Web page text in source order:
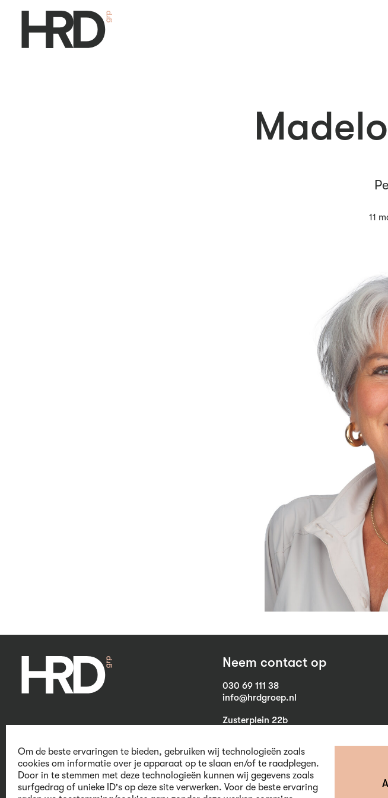
Om de beste ervaringen te bieden, gebruiken wij technologieën zoals
cookies om informatie over je apparaat op te slaan en/of te raadplegen.
Door in te stemmen met deze technologieën kunnen wij gegevens zoals
surfgedrag of unieke ID's op deze site verwerken. Voor de beste ervaring
11
We believe in
Neem contact op
030 69 111 38
info@hrdgroep.nl
Zusterplein 22b